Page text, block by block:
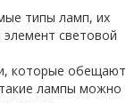
типы ламп, их
световой
которые обещают
такие лампы можно